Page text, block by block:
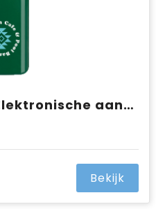
Go Prestige Piezo Elektronische aansteker HC, navulbaar
Bekijk